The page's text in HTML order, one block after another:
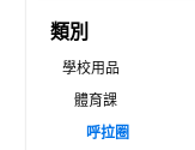
類別
學校用品
體育課
呼拉圈